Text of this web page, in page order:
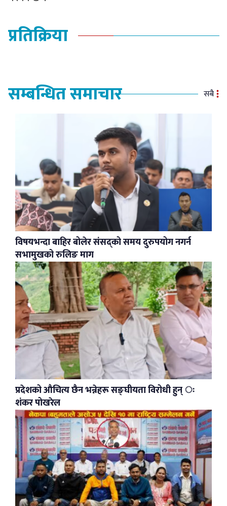
प्रतिक्रिया
सम्बन्धित समाचार सबै
विषयभन्दा बाहिर बोलेर संसद्को समय दुरुपयोग नगर्न
सभामुखको रुलिङ माग
प्रदेशको औचित्य छैन भन्नेहरू सङ्घीयता विरोधी हुन् ः
शंकर पोखरेल